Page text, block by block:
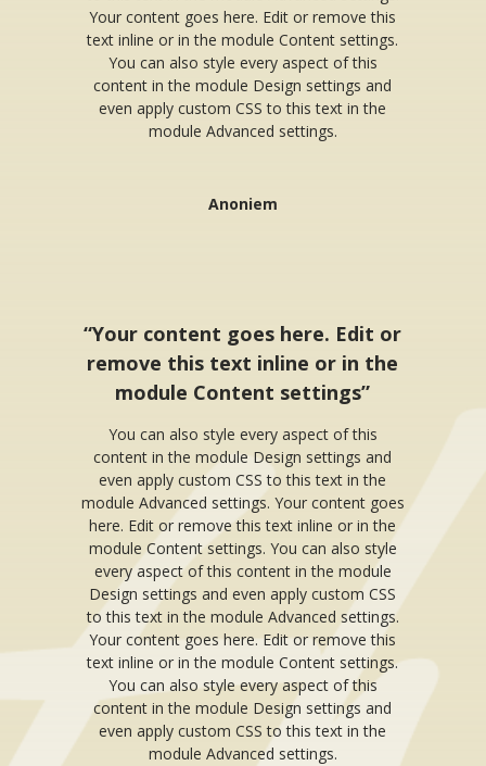
Your content goes here. Edit or remove this
text inline or in the module Content settings.
You can also style every aspect of this
content in the module Design settings and
even apply custom CSS to this text in the
module Advanced settings.
Anoniem
“Your content goes here. Edit or
remove this text inline or in the
module Content settings”
You can also style every aspect of this
content in the module Design settings and
even apply custom CSS to this text in the
module Advanced settings. Your content goes
here. Edit or remove this text inline or in the
module Content settings. You can also style
every aspect of this content in the module
Design settings and even apply custom CSS
to this text in the module Advanced settings.
Your content goes here. Edit or remove this
text inline or in the module Content settings.
You can also style every aspect of this
content in the module Design settings and
even apply custom CSS to this text in the
module Advanced settings.